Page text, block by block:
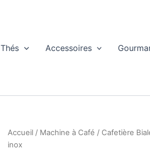
Thés Accessoires
Accueil / Machine à Café / Cafetière
inox